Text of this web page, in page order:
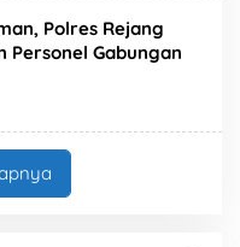
Polres Rejang
Personel Gabungan